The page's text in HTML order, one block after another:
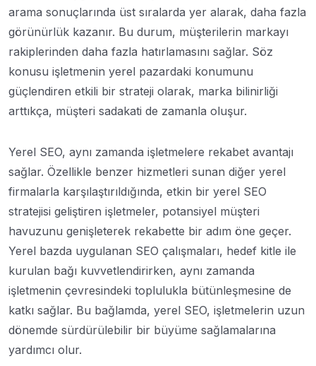
arama sonuçlarında üst sıralarda yer alarak, daha fazla
görünürlük kazanır. Bu durum, müşterilerin markayı
rakiplerinden daha fazla hatırlamasını sağlar. Söz
konusu işletmenin yerel pazardaki konumunu
güçlendiren etkili bir strateji olarak, marka bilinirliği
arttıkça, müşteri sadakati de zamanla oluşur.
Yerel SEO, aynı zamanda işletmelere rekabet avantajı
sağlar. Özellikle benzer hizmetleri sunan diğer yerel
firmalarla karşılaştırıldığında, etkin bir yerel SEO
stratejisi geliştiren işletmeler, potansiyel müşteri
havuzunu genişleterek rekabette bir adım öne geçer.
Yerel bazda uygulanan SEO çalışmaları, hedef kitle ile
kurulan bağı kuvvetlendirirken, aynı zamanda
işletmenin çevresindeki toplulukla bütünleşmesine de
katkı sağlar. Bu bağlamda, yerel SEO, işletmelerin uzun
dönemde sürdürülebilir bir büyüme sağlamalarına
yardımcı olur.